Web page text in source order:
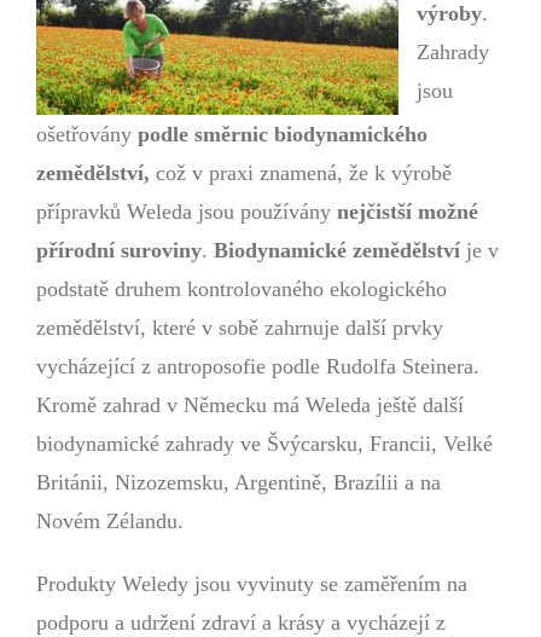
výroby.
Zahrady
jsou
ošetřovány podle směrnic biodynamického
zemědělství, což v praxi znamená, že k výrobě
přípravků Weleda jsou používány nejčistší možné
přírodní suroviny. Biodynamické zemědělství je v
podstatě druhem kontrolovaného ekologického
zemědělství, které v sobě zahrnuje další prvky
vycházející z antroposofie podle Rudolfa Steinera.
Kromě zahrad v Německu má Weleda ještě další
biodynamické zahrady ve Švýcarsku, Francii, Velké
Británii, Nizozemsku, Argentině, Brazílii a na
Novém Zélandu.
Produkty Weledy jsou vyvinuty se zaměřením na
podporu a udržení zdraví a krásy a vycházejí z